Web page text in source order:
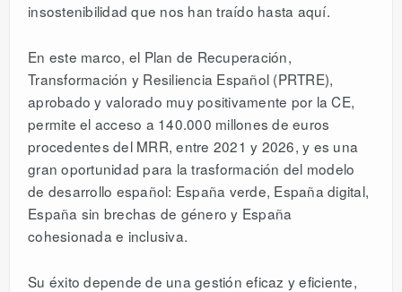
insostenibilidad que nos han traído hasta aquí.
En este marco, el Plan de Recuperación,
Transformación y Resiliencia Español (PRTRE),
aprobado y valorado muy positivamente por la CE,
permite el acceso a 140.000 millones de euros
procedentes del MRR, entre 2021 y 2026, y es una
gran oportunidad para la trasformación del modelo
de desarrollo español: España verde, España digital,
España sin brechas de género y España
cohesionada e inclusiva.
Su éxito depende de una gestión eficaz y eficiente,